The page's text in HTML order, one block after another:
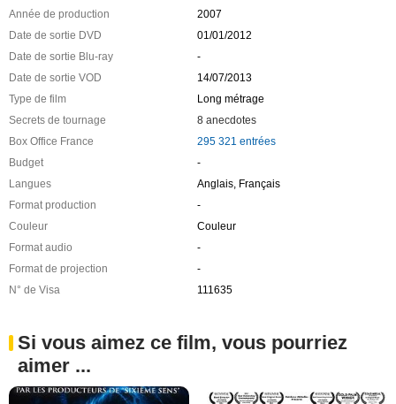
Année de production
2007
Date de sortie DVD
01/01/2012
Date de sortie Blu-ray
-
Date de sortie VOD
14/07/2013
Type de film
Long métrage
Secrets de tournage
8 anecdotes
Box Office France
295 321 entrées
Budget
-
Langues
Anglais, Français
Format production
-
Couleur
Couleur
Format audio
-
Format de projection
-
N° de Visa
111635
Si vous aimez ce film, vous pourriez
aimer ...